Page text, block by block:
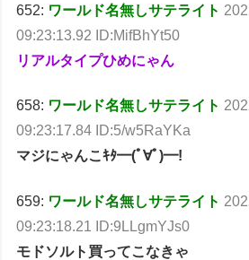
652: ワールド名無しサテライト
09:23:13.92 ID:MifBhYt50
リアルタイプひめにゃん
658: ワールド名無しサテライト
09:23:17.84 ID:5/w5RaYKa
マジにゃんこｷﾀ━(ﾟ∀ﾟ)━!
659: ワールド名無しサテライト
09:23:18.21 ID:9LLgmYJs0
モドソルト買ってこなきゃ